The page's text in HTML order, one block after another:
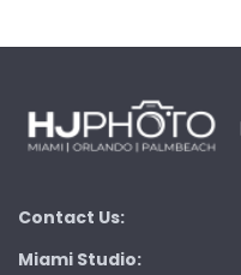
Contact Us:
Miami Studio: